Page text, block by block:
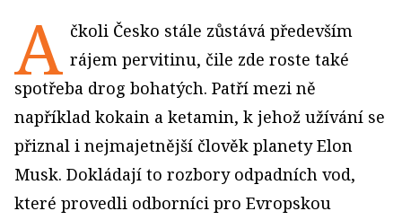
A čkoli Česko stále zůstává především
rájem pervitinu, čile zde roste také
spotřeba drog bohatých. Patří mezi ně
například kokain a ketamin, k jehož užívání se
přiznal i nejmajetnější člověk planety Elon
Musk. Dokládají to rozbory odpadních vod,
které provedli odborníci pro Evropskou